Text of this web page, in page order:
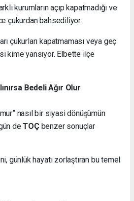
kurumların açıp kapatmadığı ve
çukurdan bahsediliyor.
çukurları kapatmaması veya geç
kime yansıyor. Elbette ilçe
Bedeli Ağır Olur
nasıl bir siyasi dönüşümün
deTOÇbenzer sonuçlar
günlük hayatı zorlaştıran bu temel